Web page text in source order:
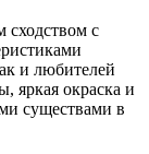
с
и любителей
яркая окраска и
существами в